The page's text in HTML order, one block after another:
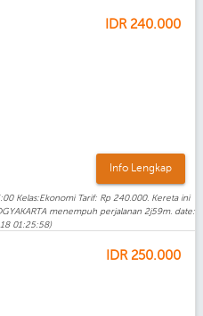
IDR 240.000
Info Lengkap
Kelas:Ekonomi Tarif: Rp 240.000. Kereta ini
menempuh perjalanan 2j59m. date:
01:25:58)
IDR 250.000